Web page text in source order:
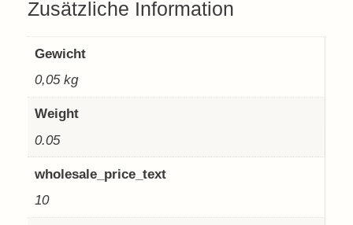
Zusätzliche Information
Gewicht
0,05 kg
Weight
0.05
wholesale_price_text
10